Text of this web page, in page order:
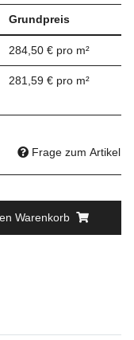
Grundpreis
284,50 € pro m²
281,59 € pro m²
Frage zum Artikel
Warenkorb